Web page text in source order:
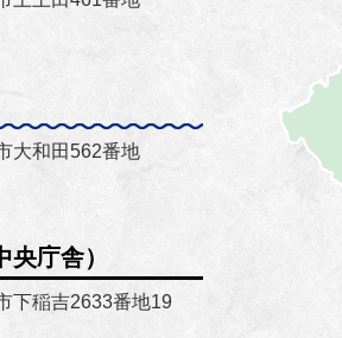
大和田562番地
庁舎）
下稲吉2633番地19